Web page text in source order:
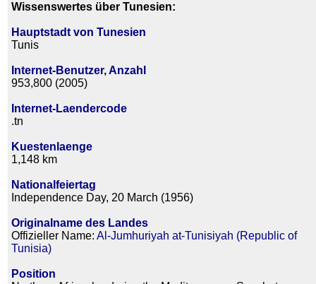
Wissenswertes über Tunesien:
Hauptstadt von Tunesien
Tunis
Internet-Benutzer, Anzahl
953,800 (2005)
Internet-Laendercode
.tn
Kuestenlaenge
1,148 km
Nationalfeiertag
Independence Day, 20 March (1956)
Originalname des Landes
Offizieller Name: Al-Jumhuriyah at-Tunisiyah (Republic of
Tunisia)
Position